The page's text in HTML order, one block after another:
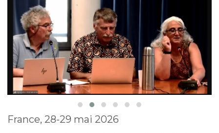
son expertise
France, 28-29 mai 2026